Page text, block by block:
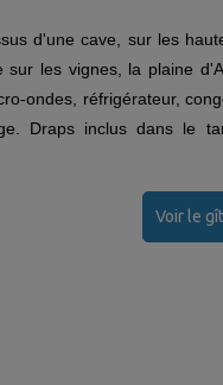
d'une cave, sur les
sur les vignes, la plaine
ondes, réfrigérateur,
Draps inclus dans le
Voir le